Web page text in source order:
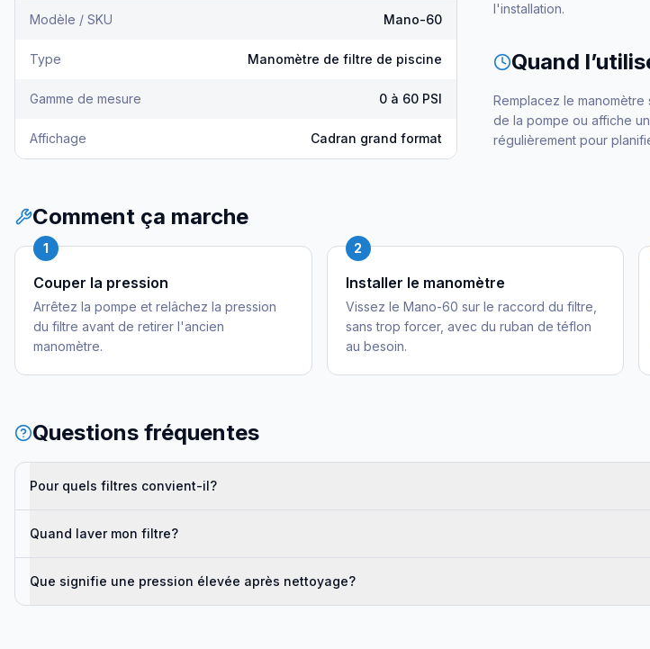
Modèle / SKU Mano-60
Type Manomètre de filtre de piscine
Gamme de mesure 0 à 60 PSI
Affichage Cadran grand format
l'installation.
Quand
Remplacez le
de la pompe ou affiche
régulièrement pour
Comment ça marche
1
Couper la pression
Arrêtez la pompe et relâchez la pression
du filtre avant de retirer l'ancien
manomètre.
2
Installer le manomètre
Vissez le Mano-60 sur le raccord du filtre,
sans trop forcer, avec du ruban de téflon
au besoin.
Questions fréquentes
Pour quels filtres convient-il?
Quand laver mon filtre?
Que signifie une pression élevée après nettoyage?